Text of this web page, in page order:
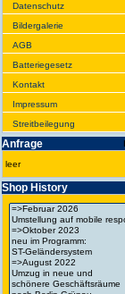
Daten­schutz
Bilder­galerie
AGB
Batte­rie­gesetz
Kontakt
Impres­sum
Streit­bei­legung
Anfrage
leer
Shop History